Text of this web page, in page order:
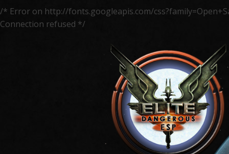
/* Error on http://fonts.googleapis.com/
Connection refused */